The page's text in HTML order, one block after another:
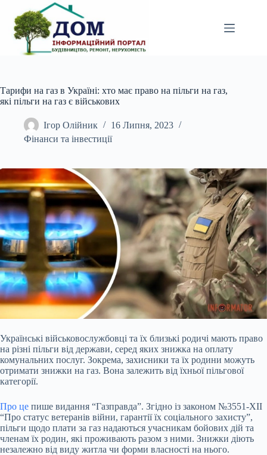
вмісту
Тарифи на газ в Україні: хто має право на пільги на газ,
які пільги на газ є військових
Ігор Олійник
16 Липня, 2023
Фінанси та інвестиції
Українські військовослужбовці та їх близькі родичі мають право
на різні пільги від держави, серед яких знижка на оплату
комунальних послуг. Зокрема, захисники та їх родини можуть
отримати знижки на газ. Вона залежить від їхньої пільгової
категорії.
Про це пише видання “Газправда”. Згідно із законом №3551-XII
“Про статус ветеранів війни, гарантії їх соціального захисту”,
пільги щодо плати за газ надаються учасникам бойових дій та
членам їх родин, які проживають разом з ними. Знижки діють
незалежно від виду житла чи форми власності на нього.